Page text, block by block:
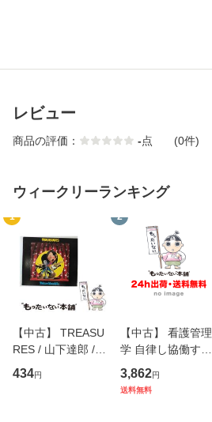
レビュー
商品の評価： -点 (0件)
ウィークリーランキング
1
【中古】 TREASU
RES / 山下達郎 /
イーストウエス
ト・ジャパン [CD]
434円
2
【中古】 看護管理
学 自律し協働する
専門職の看護マネ
ジメントスキル 改
3,862円
送料無料